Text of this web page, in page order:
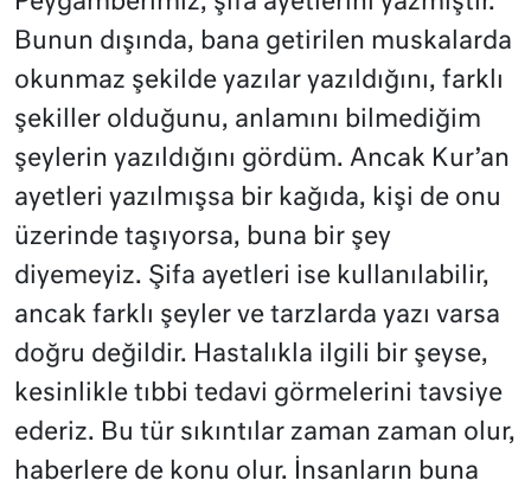
Bunun dışında, bana getirilen muskalarda
okunmaz şekilde yazılar yazıldığını, farklı
şekiller olduğunu, anlamını bilmediğim
şeylerin yazıldığını gördüm. Ancak Kur’an
ayetleri yazılmışsa bir kağıda, kişi de onu
üzerinde taşıyorsa, buna bir şey
diyemeyiz. Şifa ayetleri ise kullanılabilir,
ancak farklı şeyler ve tarzlarda yazı varsa
doğru değildir. Hastalıkla ilgili bir şeyse,
kesinlikle tıbbi tedavi görmelerini tavsiye
ederiz. Bu tür sıkıntılar zaman zaman olur,
haberlere de konu olur. İnsanların buna